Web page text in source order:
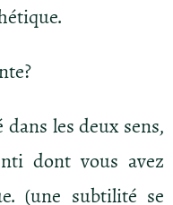
les deux sens,
dont vous avez
(une subtilité se